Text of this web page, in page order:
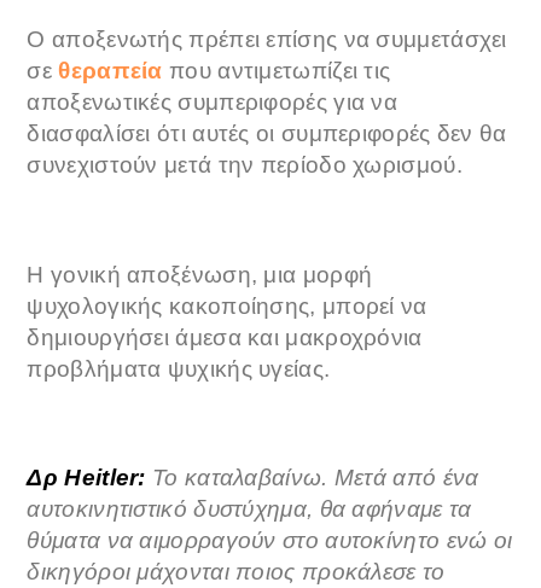
Ο αποξενωτής πρέπει επίσης να συμμετάσχει
σεθεραπεία που αντιμετωπίζει τις
αποξενωτικές συμπεριφορές για να
διασφαλίσει ότι αυτές οι συμπεριφορές δεν θα
συνεχιστούν μετά την περίοδο χωρισμού.
Η γονική αποξένωση, μια μορφή
ψυχολογικής κακοποίησης, μπορεί να
δημιουργήσει άμεσα και μακροχρόνια
προβλήματα ψυχικής υγείας.
Δρ Heitler: Το καταλαβαίνω. Μετά από ένα
αυτοκινητιστικό δυστύχημα, θα αφήναμε τα
θύματα να αιμορραγούν στο αυτοκίνητο ενώ οι
δικηγόροι μάχονται ποιος προκάλεσε το